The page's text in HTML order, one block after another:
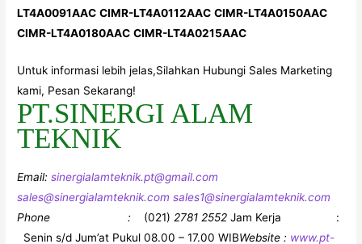
LT4A0091AAC CIMR-LT4A0112AAC CIMR-LT4A0150AAC
CIMR-LT4A0180AAC CIMR-LT4A0215AAC
Untuk informasi lebih jelas,Silahkan Hubungi Sales Marketing
kami, Pesan Sekarang!
PT.SINERGI ALAM
TEKNIK
Email:sinergialamteknik.pt@gmail.com
sales@sinergialamteknik.com sales1@sinergialamteknik.com
Phone : (021) 2781 2552Jam Kerja :
Senin s/d Jum’at Pukul 08.00 – 17.00 WIBWebsite : www.pt-